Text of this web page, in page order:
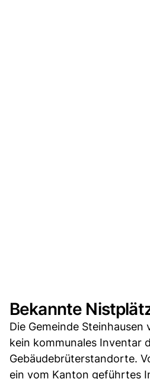
Bekannte
Die Gemeinde
kein kommunales Inventar
Gebäudebrüterstandorte.
ein vom Kanton geführtes